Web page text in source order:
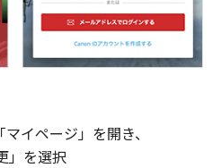
イページ」を開き、
」を選択